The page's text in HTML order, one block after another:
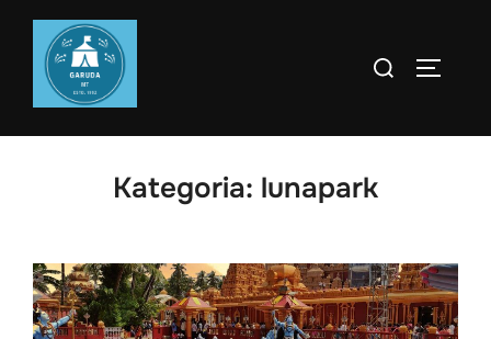
Skip
content
Search
Kategoria: lunapark